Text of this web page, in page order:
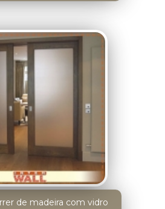
de madeira com vidro